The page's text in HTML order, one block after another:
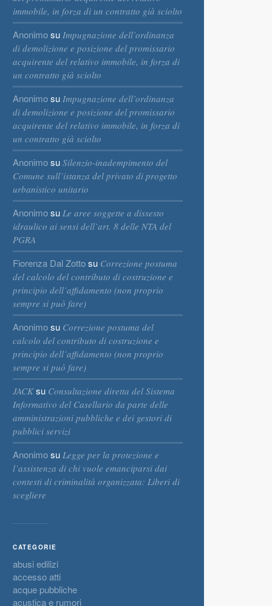
immobile, in forza di un contratto già sciolto
Anonimosu Impugnazione dell’ordinanza
di demolizione e posizione del promissario
acquirente del relativo immobile, in forza di
un contratto già sciolto
Anonimosu Impugnazione dell’ordinanza
di demolizione e posizione del promissario
acquirente del relativo immobile, in forza di
un contratto già sciolto
Anonimosu Silenzio-inadempimento del
Comune sull’istanza del privato di progetto
urbanistico unitario
Anonimosu Le aree soggette a dissesto
idraulico ai sensi dell’art. 8 delle NTA del
PGRA
Fiorenza Dal Zottosu Correzione postuma
del calcolo del contributo di costruzione e
principio dell’affidamento (non proprio
sempre si può fare)
Anonimosu Correzione postuma del
calcolo del contributo di costruzione e
principio dell’affidamento (non proprio
sempre si può fare)
JACKsu Consultazione diretta del Sistema
Informativo del Casellario da parte delle
amministrazioni pubbliche e dei gestori di
pubblici servizi
Anonimosu Legge per la protezione e
l’assistenza di chi vuole emanciparsi dai
contesti di criminalità organizzata: Liberi di
scegliere
CATEGORIE
abusi edilizi
accesso atti
acque pubbliche
acustica e rumori